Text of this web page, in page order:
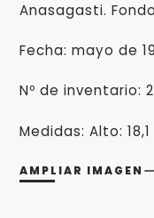
Anasagasti.
Fecha: mayo de
Nº de inventario:
Medidas: Alto:
AMPLIAR IMAGEN